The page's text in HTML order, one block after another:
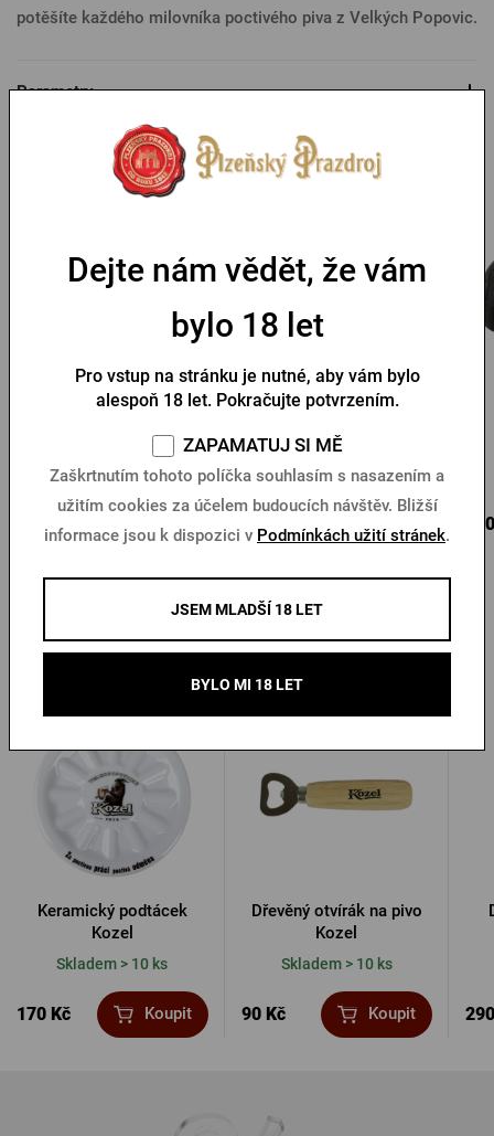
potěšíte každého milovníka poctivého piva z Velkých Popovic.
Parametry
Mohlo by se vám líbit
Skladem > 10 ks
60 Kč Koupit
Skladem > 10 ks
Keramický podtácek
Kozel
Skladem > 10 ks
170 Kč Koupit
Dřevěný otvírák na pivo
Kozel
Skladem > 10 ks
90 Kč Koupit
Dejte nám vědět, že vám
bylo 18 let
Pro vstup na stránku je nutné, aby vám bylo
alespoň 18 let. Pokračujte potvrzením.
ZAPAMATUJ SI MĚ
Zaškrtnutím tohoto políčka souhlasím s nasazením a
užitím cookies za účelem budoucích návštěv. Bližší
informace jsou k dispozici v Podmínkách užití stránek.
JSEM MLADŠÍ 18 LET
BYLO MI 18 LET